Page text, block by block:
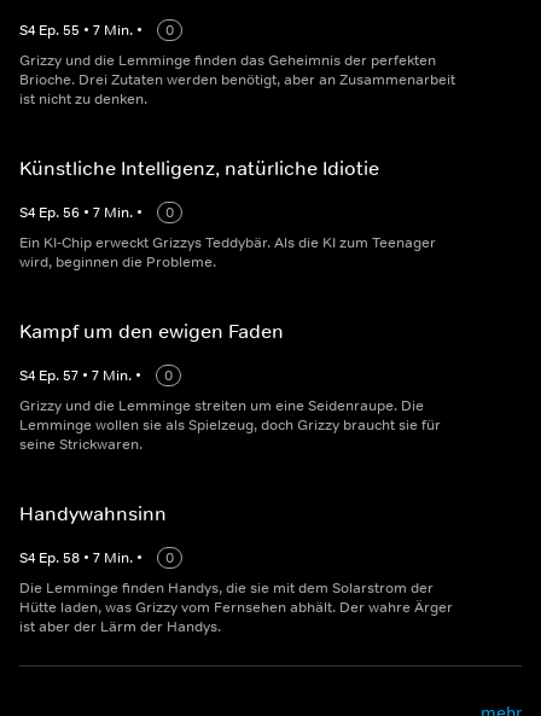
S4 Ep.55 • 7 Min. •
0
Grizzy und die Lemminge finden das Geheimnis der perfekten
Brioche. Drei Zutaten werden benötigt, aber an Zusammenarbeit
ist nicht zu denken.
Künstliche Intelligenz, natürliche Idiotie
S4 Ep.56 • 7 Min. •
0
Ein KI-Chip erweckt Grizzys Teddybär. Als die KI zum Teenager
wird, beginnen die Probleme.
Kampf um den ewigen Faden
S4 Ep.57 • 7 Min. •
0
Grizzy und die Lemminge streiten um eine Seidenraupe. Die
Lemminge wollen sie als Spielzeug, doch Grizzy braucht sie für
seine Strickwaren.
Handywahnsinn
S4 Ep.58 • 7 Min. •
0
Die Lemminge finden Handys, die sie mit dem Solarstrom der
Hütte laden, was Grizzy vom Fernsehen abhält. Der wahre Ärger
ist aber der Lärm der Handys.